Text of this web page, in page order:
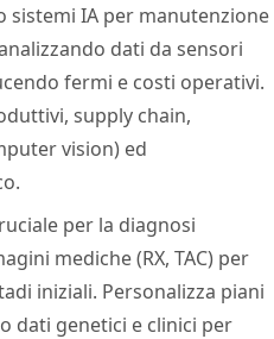
sistemi IA per manutenzione
dati da sensori
fermi e costi operativi.
supply chain,
vision) ed
per la diagnosi
mediche (RX, TAC) per
iniziali. Personalizza piani
dati genetici e clinici per